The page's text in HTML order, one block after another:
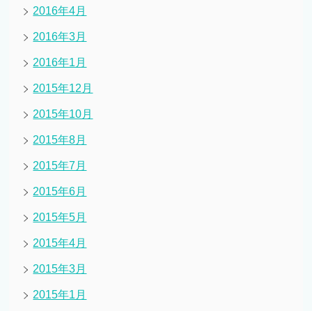
2016年4月
2016年3月
2016年1月
2015年12月
2015年10月
2015年8月
2015年7月
2015年6月
2015年5月
2015年4月
2015年3月
2015年1月